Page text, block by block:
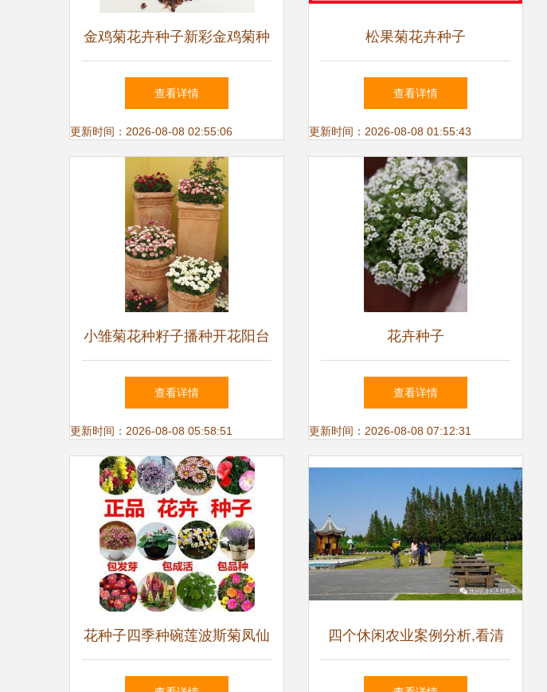
金鸡菊花卉种子新彩金鸡菊种
子芳香花卉优质金鸡菊种子
查看详情
更新时间：2026-08-08 02:55:06
松果菊花卉种子
查看详情
更新时间：2026-08-08 01:55:43
小雏菊花种籽子播种开花阳台
盆栽花种子庭院花卉种孑香草
植物种子
查看详情
更新时间：2026-08-08 05:58:51
花卉种子
查看详情
更新时间：2026-08-08 07:12:31
花种子四季种碗莲波斯菊凤仙
花百日草香雪球薄荷满天星勿
四个休闲农业案例分析,看清
规划细节上的成功!_旅游_网